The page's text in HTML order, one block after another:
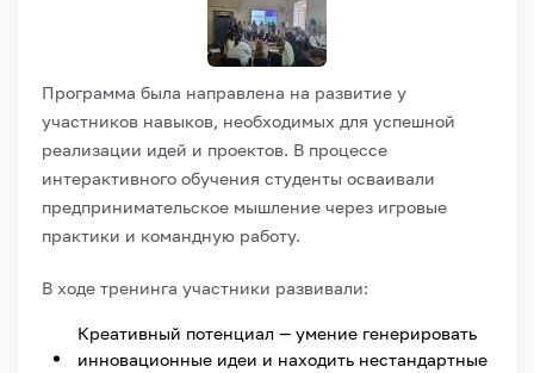
Программа была направлена на развитие у
участников навыков, необходимых для успешной
реализации идей и проектов. В процессе
интерактивного обучения студенты осваивали
предпринимательское мышление через игровые
практики и командную работу.
В ходе тренинга участники развивали:
Креативный потенциал — умение генерировать
инновационные идеи и находить нестандартные